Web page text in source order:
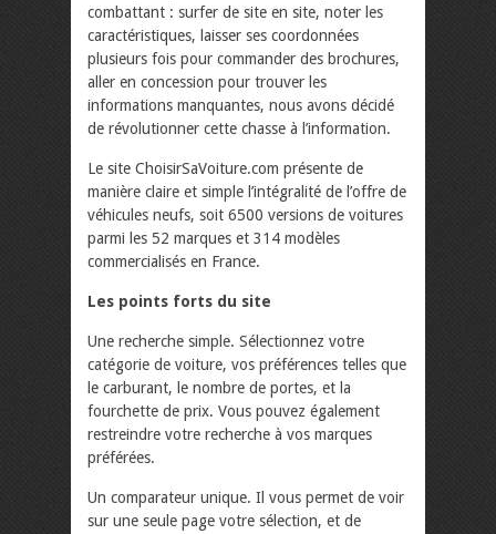
combattant : surfer de site en site, noter les
caractéristiques, laisser ses coordonnées
plusieurs fois pour commander des brochures,
aller en concession pour trouver les
informations manquantes, nous avons décidé
de révolutionner cette chasse à l’information.
Le site ChoisirSaVoiture.com présente de
manière claire et simple l’intégralité de l’offre de
véhicules neufs, soit 6500 versions de voitures
parmi les 52 marques et 314 modèles
commercialisés en France.
Les points forts du site
Une recherche simple. Sélectionnez votre
catégorie de voiture, vos préférences telles que
le carburant, le nombre de portes, et la
fourchette de prix. Vous pouvez également
restreindre votre recherche à vos marques
préférées.
Un comparateur unique. Il vous permet de voir
sur une seule page votre sélection, et de